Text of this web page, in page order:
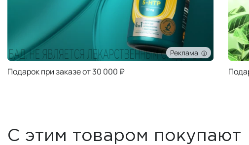
Реклама
Подарок при заказе от 30 000 ₽
С этим товаром покупают